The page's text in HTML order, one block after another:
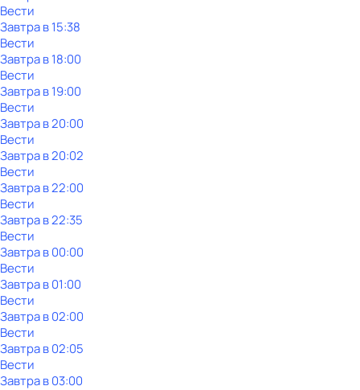
Вести
Завтра в 15:38
Вести
Завтра в 18:00
Вести
Завтра в 19:00
Вести
Завтра в 20:00
Вести
Завтра в 20:02
Вести
Завтра в 22:00
Вести
Завтра в 22:35
Вести
Завтра в 00:00
Вести
Завтра в 01:00
Вести
Завтра в 02:00
Вести
Завтра в 02:05
Вести
Завтра в 03:00